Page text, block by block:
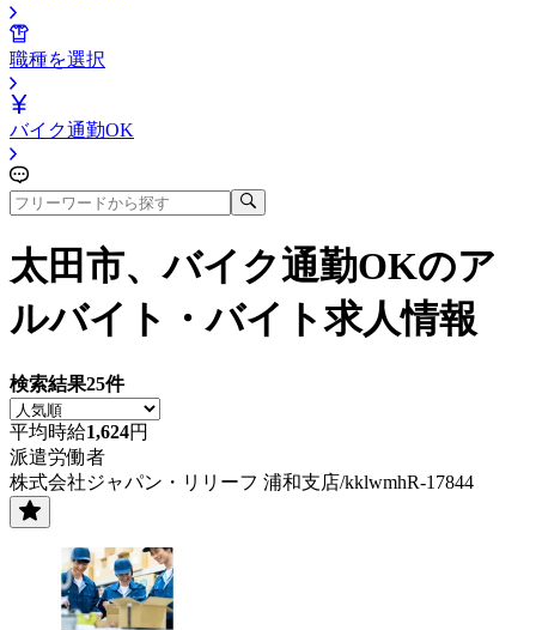
職種を選択
バイク通勤OK
太田市、バイク通勤OKのア
ルバイト・バイト求人情報
検索結果25件
平均時給1,624円
派遣労働者
株式会社ジャパン・リリーフ 浦和支店/kklwmhR-17844